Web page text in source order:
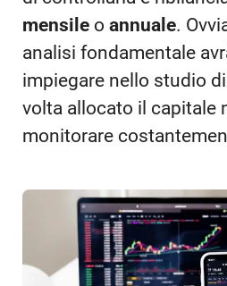
mensile o annuale.
analisi fondamentale
impiegare nello studio
volta allocato il capitale
monitorare